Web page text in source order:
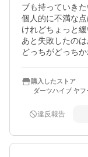
ブも持っていき
個人的に不満な
けれどちょっと緩
あと失敗したの
どっちがどっち
購入したストア
ダーツハイブ ヤフ
違反報告